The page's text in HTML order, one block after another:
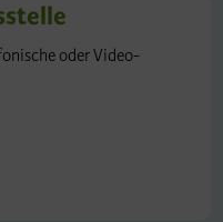
oder Video-